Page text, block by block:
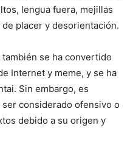
lengua fuera, mejillas
placer y desorientación.
se ha convertido
Internet y meme, y se ha
Sin embargo, es
considerado ofensivo o
debido a su origen y